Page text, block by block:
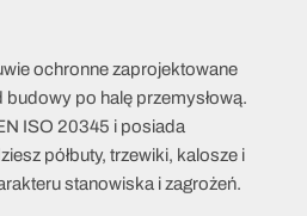
ochronne zaprojektowane
po halę przemysłową.
ISO 20345 i posiada
półbuty, trzewiki, kalosze i
stanowiska i zagrożeń.